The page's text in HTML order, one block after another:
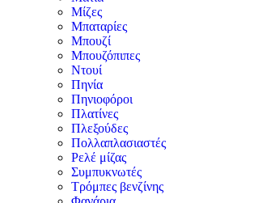
Μίζες
Μπαταρίες
Μπουζί
Μπουζόπιπες
Ντουί
Πηνία
Πηνιοφόροι
Πλατίνες
Πλεξούδες
Πολλαπλασιαστές
Ρελέ μίζας
Συμπυκνωτές
Τρόμπες βενζίνης